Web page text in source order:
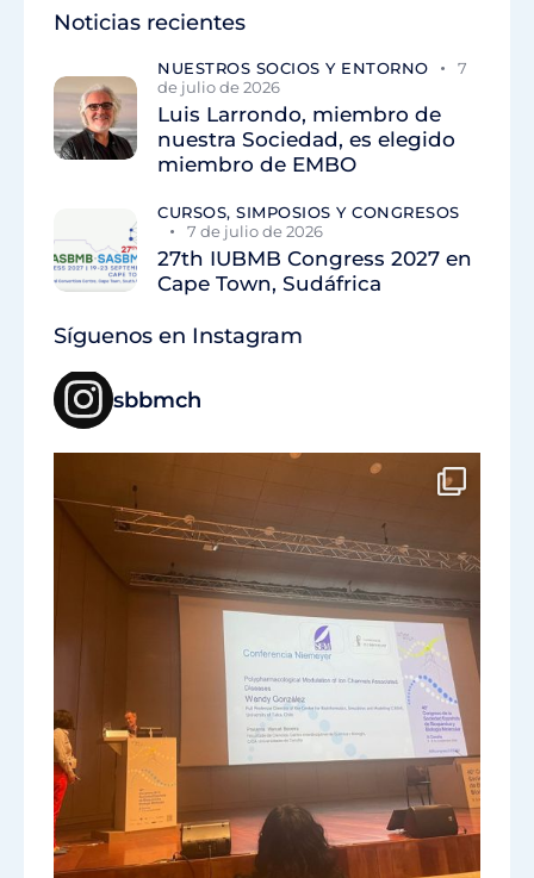
Noticias recientes
NUESTROS SOCIOS Y ENTORNO
7
de julio de 2026
Luis Larrondo, miembro de
nuestra Sociedad, es elegido
miembro de EMBO
CURSOS, SIMPOSIOS Y CONGRESOS
7 de julio de 2026
27th IUBMB Congress 2027 en
Cape Town, Sudáfrica
Síguenos en Instagram
sbbmch